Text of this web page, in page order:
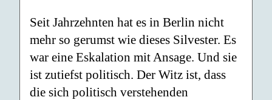
Seit Jahrzehnten hat es in Berlin nicht
mehr so gerumst wie dieses Silvester. Es
war eine Eskalation mit Ansage. Und sie
ist zutiefst politisch. Der Witz ist, dass
die sich politisch verstehenden